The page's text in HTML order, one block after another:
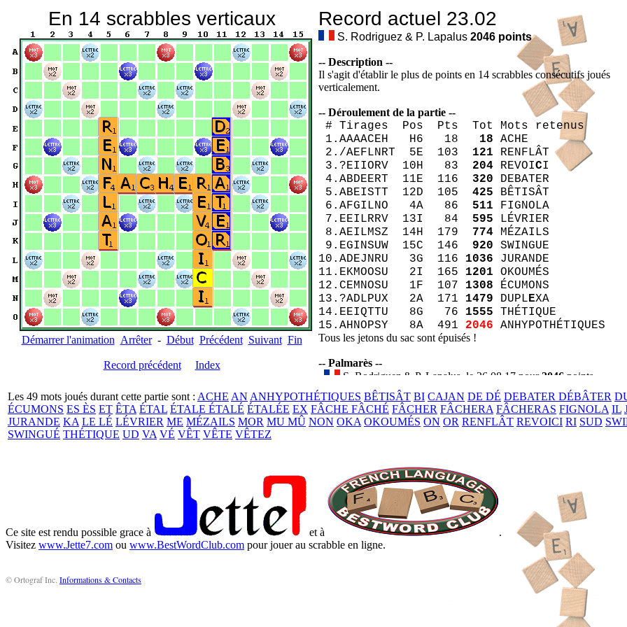
En 14 scrabbles verticaux
Démarrer l'animation Arrêter- Début Précédent Suivant Fin
Record précédent Index
Record actuel 23.02
S. Rodriguez & P. Lapalus 2046 points
-- Description --
Il s'agit d'établir le plus de points en 14 scrabbles consécutifs joués
verticalement.
-- Déroulement de la partie --
# Tirages Pos Pts Tot Mots retenus
1.AAAACEH H6 18 18 ACHE
2./AEFLNRT 5E 103 121 RENFLÂT
3.?EIIORV 10H 83 204 REVOICI
4.ABDEERT 11E 116 320 DEBATER
5.ABEISTT 12D 105 425 BÊTISÂT
6.AFGILNO 4A 86 511 FIGNOLA
7.EEILRRV 13I 84 595 LÉVRIER
8.AEILMSZ 14H 179 774 MÉZAILS
9.EGINSUW 15C 146 920 SWINGUE
10.ADEJNRU 3G 116 1036 JURANDE
11.EKMOOSU 2I 165 1201 OKOUMÉS
12.CEMNOSU 1F 107 1308 ÉCUMONS
13.?ADLPUX 2A 171 1479 DUPLEXA
14.EEIQTTU 8G 76 1555 THÉTIQUE
15.AHNOPSY 8A 491 2046 ANHYPOTHÉTIQUES
Tous les jetons du sac sont épuisés !
-- Palmarès --
S. Rodriguez & P. Lapalus, le 26.08.17 pour 2046 points
Salvador Rodriguez, le 26.03.15 pour
Pierre Lapalus, le 07.11.14 pour1946points
René Ruckebusch, le 11.07.14 pour1894points
Les 49 mots joués durant cette partie sont : ACHE AN ANHYPOTHÉTIQUES BÊTISÂT BI CAJAN DE DÉ DEBATER DÉBÂTER
ÉCUMONS ES ÈS ET ÊTA ÉTAL ÉTALE ÉTALÉ ÉTALÉE EX FÂCHE FÂCHÉ FÂCHER FÂCHERA FÂCHERAS FIGNOLA IL
JURANDE KA LE LÉ LÉVRIER ME MÉZAILS MOR MU MÛ NON OKA OKOUMÉS ON OR RENFLÂT REVOICI RI SUD
SWINGUÉ THÉTIQUE UD VA VÉ VÊT VÊTE VÊTEZ
Ce site est rendu possible grace à et à
.
Visitez www.Jette7.com ou www.BestWordClub.com pour jouer au scrabble en ligne.
© Ortograf Inc. Informations & Contacts